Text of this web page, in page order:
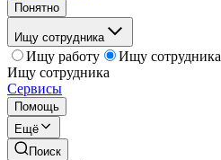
Понятно
Ищу сотрудника
Ищу работу
Ищу сотрудника
Ищу сотрудника
Сервисы
Помощь
Ещё
Поиск